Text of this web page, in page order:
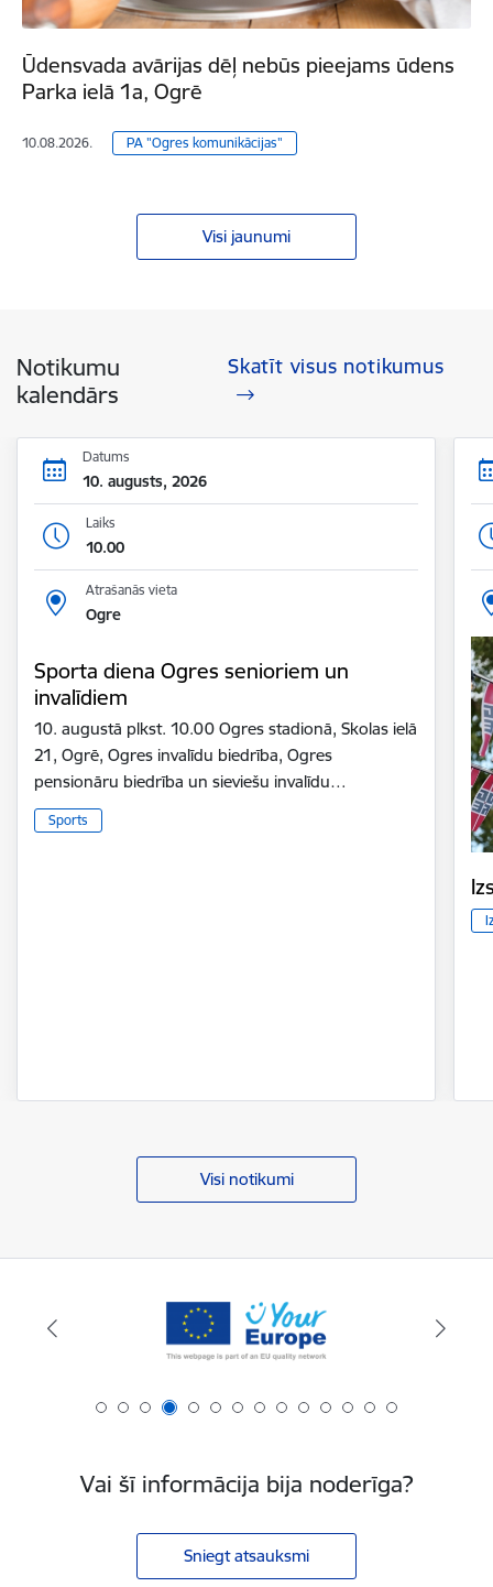
Ūdensvada avārijas dēļ nebūs pieejams ūdens
Parka ielā 1a, Ogrē
10.08.2026. PA "Ogres komunikācijas"
Visi jaunumi
Notikumu
kalendārs
Skatīt visus notikumus
Datums
10. augusts, 2026
Laiks
10.00
Atrašanās vieta
Ogre
Sporta diena Ogres senioriem un
invalīdiem
10. augustā plkst. 10.00 Ogres stadionā, Skolas ielā
21, Ogrē, Ogres invalīdu biedrība, Ogres
pensionāru biedrība un sieviešu invalīdu…
Sports
Visi notikumi
Vai šī informācija bija noderīga?
Sniegt atsauksmi